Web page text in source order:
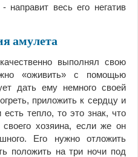
направит весь его негатив
амулета
выполнял свою
«оживить» с помощью
дать ему немного своей
приложить к сердцу и
тепло, то это знак, что
своего хозяина, если же он
Его нужно отложить
положить на три ночи под